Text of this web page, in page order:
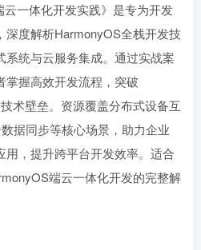
云一体化开发实践》是专为开发
深度解析HarmonyOS全栈开发技
统与云服务集成。通过实战案
掌握高效开发流程，突破
术壁垒。资源覆盖分布式设备互
据同步等核心场景，助力企业
，提升跨平台开发效率。适合
端云一体化开发的完整解